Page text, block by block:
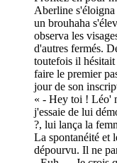
Aberline s'éloigna
un brouhaha
observa les
d'autres fermés.
toutefois il hésitait
faire le premier
jour de son
« - Hey toi ! Léo'
j'essaie de lui
?, lui lança la
La spontanéité et
dépourvu. Il ne